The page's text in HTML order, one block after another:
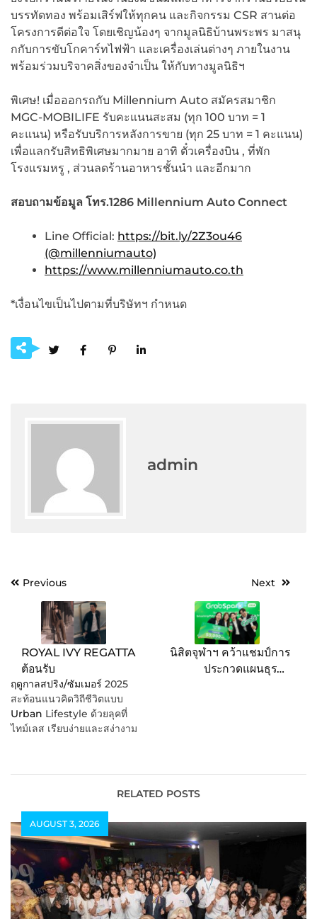
บรรทัดทอง พร้อมเสิร์ฟให้ทุกคน และกิจกรรม CSR สานต่อ
โครงการดีต่อใจ โดยเชิญน้องๆ จากมูลนิธิบ้านพระพร มาสนุ
กกับการขับโกคาร์ทไฟฟ้า และเครื่องเล่นต่างๆ ภายในงาน
พร้อมร่วมบริจาคสิ่งของจำเป็น ให้กับทางมูลนิธิฯ
พิเศษ! เมื่อออกรถกับ Millennium Auto สมัครสมาชิก
MGC-MOBILIFE รับคะแนนสะสม (ทุก 100 บาท = 1
คะแนน) หรือรับบริการหลังการขาย (ทุก 25 บาท = 1 คะแนน)
เพื่อแลกรับสิทธิพิเศษมากมาย อาทิ ตั๋วเครื่องบิน , ที่พัก
โรงแรมหรู , ส่วนลดร้านอาหารชั้นนำ และอีกมาก
สอบถามข้อมูล โทร.1286 Millennium Auto Connect
Line Official: https://bit.ly/2Z3ou46
(@millenniumauto)
https://www.millenniumauto.co.th
*เงื่อนไขเป็นไปตามที่บริษัทฯ กำหนด
admin
PostPrevious
ROYAL IVY REGATTA
ต้อนรับ
ฤดูกาลสปริง/ซัมเมอร์ 2025
สะท้อนแนวคิดวิถีชีวิตแบบ
Urban Lifestyle ด้วยลุคที่
ไทม์เลส เรียบง่ายและสง่างาม
Next
นิสิตจุฬาฯ คว้าแชมป์การ
ประกวดแผนธุรกิจ
RELATED POSTS
AUGUST 3, 2026